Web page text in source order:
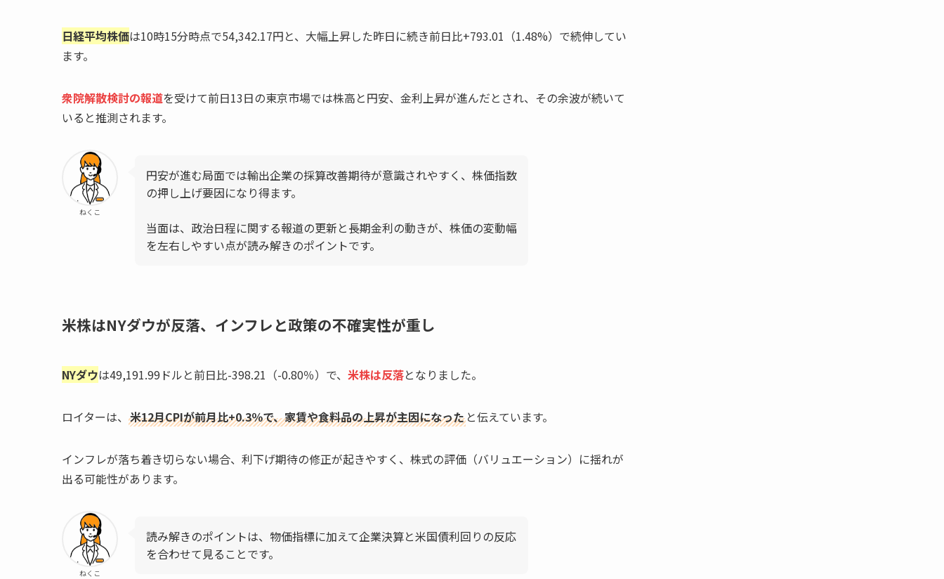
日経平均株価は10時15分時点で54,342.17円と、大幅上昇した昨日に続き前日比+793.01（1.48%）で続伸してい
ます。
衆院解散検討の報道を受けて前日13日の東京市場では株高と円安、金利上昇が進んだとされ、その余波が続いて
いると推測されます。
ねくこ
円安が進む局面では輸出企業の採算改善期待が意識されやすく、株価指数
の押し上げ要因になり得ます。
当面は、政治日程に関する報道の更新と長期金利の動きが、株価の変動幅
を左右しやすい点が読み解きのポイントです。
米株はNYダウが反落、インフレと政策の不確実性が重し
NYダウは49,191.99ドルと前日比-398.21（-0.80％）で、 米株は反落となりました。
ロイターは、 米12月CPIが前月比+0.3％で、家賃や食料品の上昇が主因になった と伝えています。
インフレが落ち着き切らない場合、利下げ期待の修正が起きやすく、株式の評価（バリュエーション）に揺れが
出る可能性があります。
ねくこ
読み解きのポイントは、物価指標に加えて企業決算と米国債利回りの反応
を合わせて見ることです。